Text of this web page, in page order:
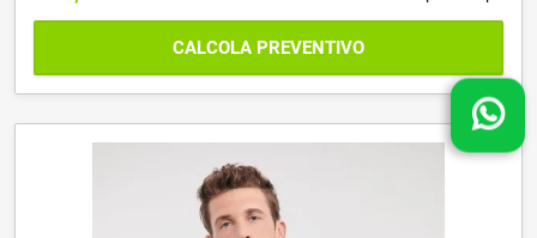
CALCOLA PREVENTIVO